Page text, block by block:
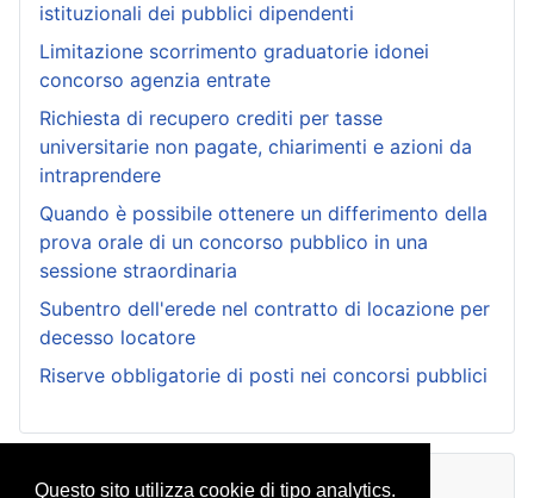
Questo sito utilizza cookie di tipo analytics.
istituzionali dei pubblici dipendenti
Limitazione scorrimento graduatorie idonei
concorso agenzia entrate
Richiesta di recupero crediti per tasse
universitarie non pagate, chiarimenti e azioni da
intraprendere
Quando è possibile ottenere un differimento della
prova orale di un concorso pubblico in una
sessione straordinaria
Subentro dell'erede nel contratto di locazione per
decesso locatore
Riserve obbligatorie di posti nei concorsi pubblici
Archivio Consulenze